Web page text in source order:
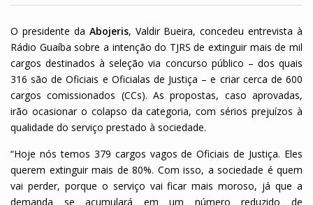
O presidente da Abojeris, Valdir Bueira, concedeu entrevista à
Rádio Guaíba sobre a intenção do TJRS de extinguir mais de mil
cargos destinados à seleção via concurso público – dos quais
316 são de Oficiais e Oficialas de Justiça – e criar cerca de 600
cargos comissionados (CCs). As propostas, caso aprovadas,
irão ocasionar o colapso da categoria, com sérios prejuízos à
qualidade do serviço prestado à sociedade.
“Hoje nós temos 379 cargos vagos de Oficiais de Justiça. Eles
querem extinguir mais de 80%. Com isso, a sociedade é quem
vai perder, porque o serviço vai ficar mais moroso, já que a
demanda se acumulará em um número reduzido de